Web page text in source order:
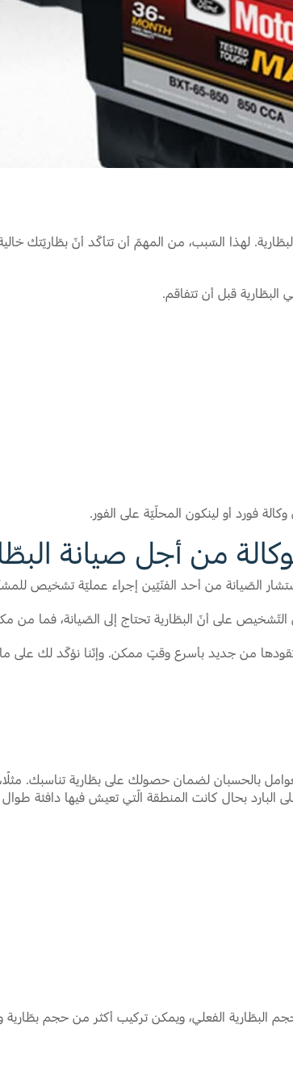
Jordan
Kuwait
Oman
Qatar
Saudi
الأردن
الكويت
لبنان
سلطنة عمان
قطر
‫المملكة العربية السعودية‬
الامارات العربية المتحدة
لهذا السّبب، من المهمّ أن تتأكّد أنّ
قبل أن تتفاقم.
فورد أو لينكون المحلّيّة على الفور.
من أجل صيانة
الصّيانة من أحد الفنّيّين إجراء عمليّة تشخيص
على أنّ البطّارية تحتاج إلى الصّيانة، فما من
من جديد بأسرع وقتٍ ممكن. وإنّنا نؤكّد لك على
بالحسبان لضمان حصولك على بطّارية تناسبك.
بحال كانت المنطقة الّتي تعيش فيها دافئة طوال
البطّارية الفعلي، ويمكن تركيب أكثر من حجم